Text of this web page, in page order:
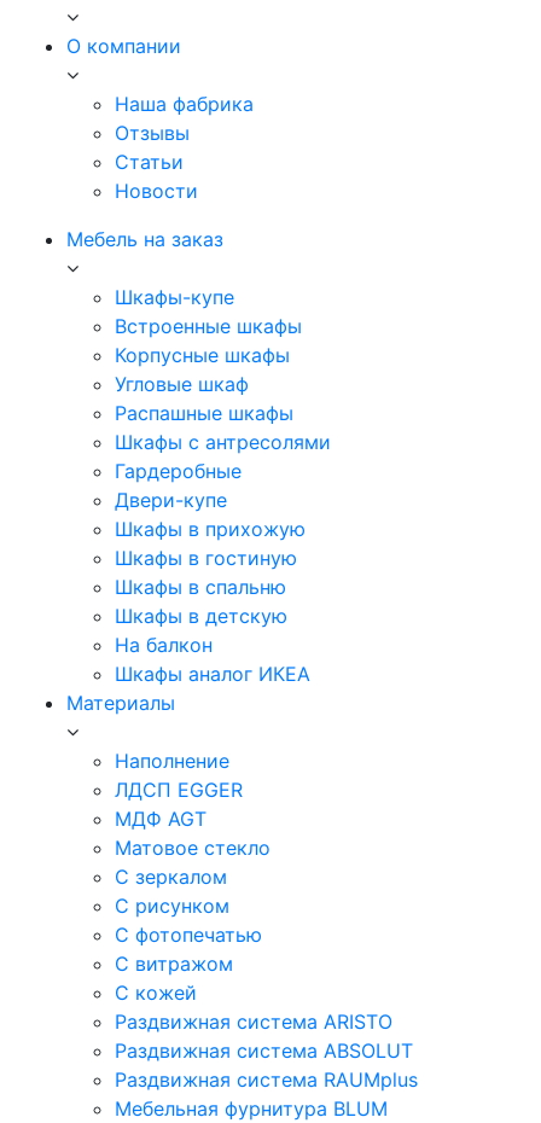
О компании
Наша фабрика
Отзывы
Статьи
Новости
Мебель на заказ
Шкафы-купе
Встроенные шкафы
Корпусные шкафы
Угловые шкаф
Распашные шкафы
Шкафы с антресолями
Гардеробные
Двери-купе
Шкафы в прихожую
Шкафы в гостиную
Шкафы в спальню
Шкафы в детскую
На балкон
Шкафы аналог ИКЕА
Материалы
Наполнение
ЛДСП EGGER
МДФ AGT
Матовое стекло
С зеркалом
С рисунком
С фотопечатью
С витражом
С кожей
Раздвижная система ARISTO
Раздвижная система ABSOLUT
Раздвижная система RAUMplus
Мебельная фурнитура BLUM